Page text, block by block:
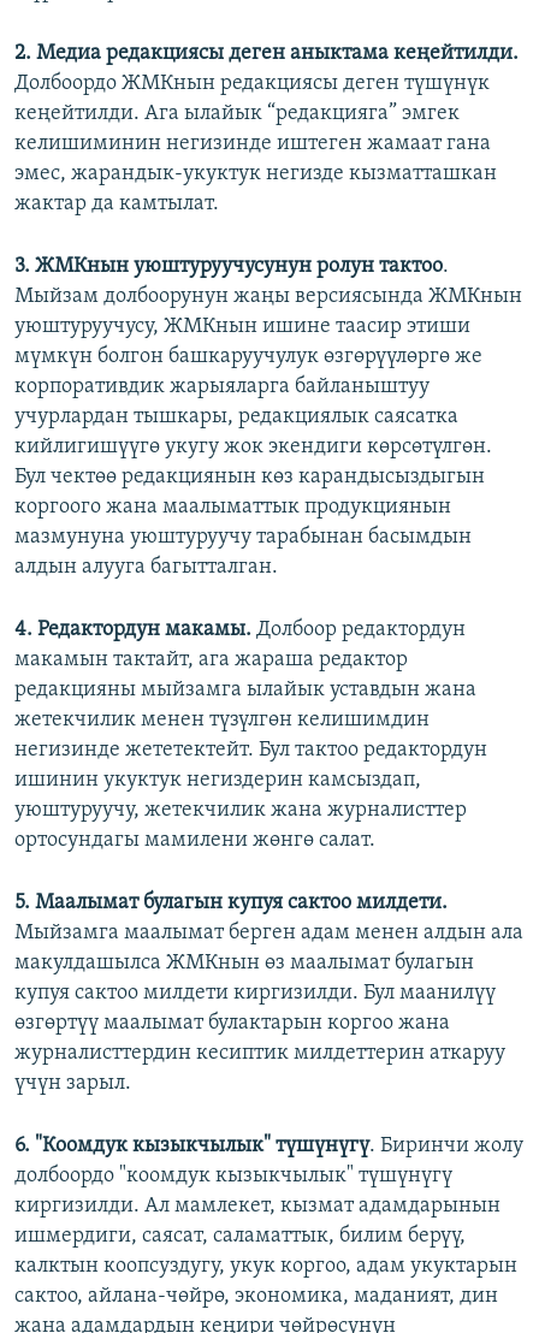
2. Медиа редакциясы деген аныктама кеңейтилди.
Долбоордо ЖМКнын редакциясы деген түшүнүк
кеңейтилди. Ага ылайык “редакцияга” эмгек
келишиминин негизинде иштеген жамаат гана
эмес, жарандык-укуктук негизде кызматташкан
жактар да камтылат.
3. ЖМКнын уюштуруучусунун ролун тактоо.
Мыйзам долбоорунун жаңы версиясында ЖМКнын
уюштуруучусу, ЖМКнын ишине таасир этиши
мүмкүн болгон башкаруучулук өзгөрүүлөргө же
корпоративдик жарыяларга байланыштуу
учурлардан тышкары, редакциялык саясатка
кийлигишүүгө укугу жок экендиги көрсөтүлгөн.
Бул чектөө редакциянын көз карандысыздыгын
коргоого жана маалыматтык продукциянын
мазмунуна уюштуруучу тарабынан басымдын
алдын алууга багытталган.
4. Редактордун макамы. Долбоор редактордун
макамын тактайт, ага жараша редактор
редакцияны мыйзамга ылайык уставдын жана
жетекчилик менен түзүлгөн келишимдин
негизинде жететектейт. Бул тактоо редактордун
ишинин укуктук негиздерин камсыздап,
уюштуруучу, жетекчилик жана журналисттер
ортосундагы мамилени жөнгө салат.
5. Маалымат булагын купуя сактоо милдети.
Мыйзамга маалымат берген адам менен алдын ала
макулдашылса ЖМКнын өз маалымат булагын
купуя сактоо милдети киргизилди. Бул маанилүү
өзгөртүү маалымат булактарын коргоо жана
журналисттердин кесиптик милдеттерин аткаруу
үчүн зарыл.
6. "Коомдук кызыкчылык" түшүнүгү. Биринчи жолу
долбоордо "коомдук кызыкчылык" түшүнүгү
киргизилди. Ал мамлекет, кызмат адамдарынын
ишмердиги, саясат, саламаттык, билим берүү,
калктын коопсуздугу, укук коргоо, адам укуктарын
сактоо, айлана-чөйрө, экономика, маданият, дин
жана адамдардын кеңири чөйрөсүнүн